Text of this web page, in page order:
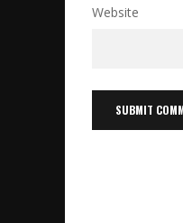
Website